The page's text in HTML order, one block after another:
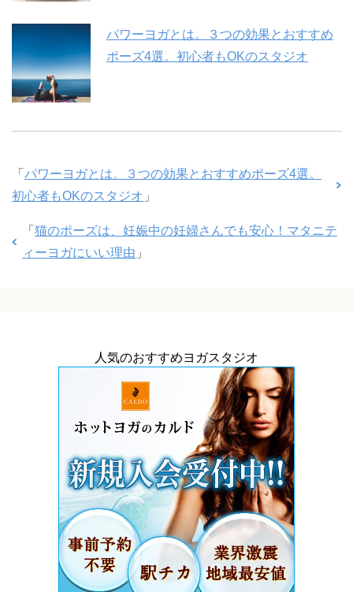
パワーヨガとは。３つの効果とおすすめ
ポーズ4選。初心者もOKのスタジオ
「 パワーヨガとは。３つの効果とおすすめポーズ4選。
初心者もOKのスタジオ 」
「 猫のポーズは、妊娠中の妊婦さんでも安心！マタニテ
ィーヨガにいい理由 」
人気のおすすめヨガスタジオ